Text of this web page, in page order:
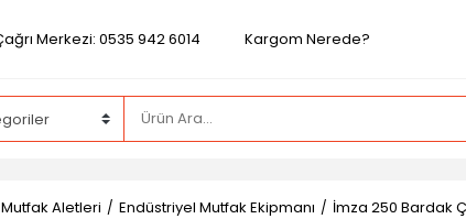
Merkezi: 0535 942 6014 Kargom Nerede?
Aletleri Endüstriyel Mutfak Ekipmanı İmza 250 Bardak